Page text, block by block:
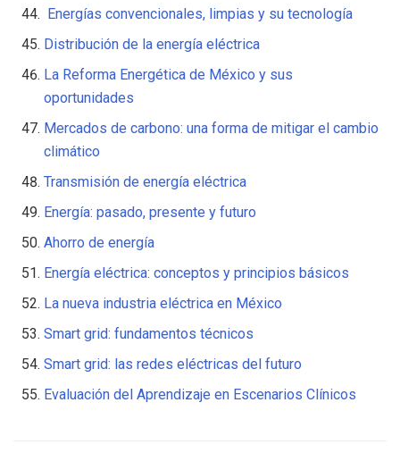
Energías convencionales, limpias y su tecnología
Distribución de la energía eléctrica
La Reforma Energética de México y sus
oportunidades
Mercados de carbono: una forma de mitigar el cambio
climático
Transmisión de energía eléctrica
Energía: pasado, presente y futuro
Ahorro de energía
Energía eléctrica: conceptos y principios básicos
La nueva industria eléctrica en México
Smart grid: fundamentos técnicos
Smart grid: las redes eléctricas del futuro
Evaluación del Aprendizaje en Escenarios Clínicos